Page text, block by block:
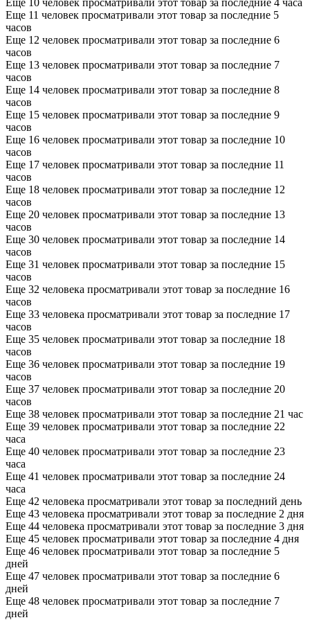
Еще 11 человек просматривали этот товар за последние 5
часов
Еще 12 человек просматривали этот товар за последние 6
часов
Еще 13 человек просматривали этот товар за последние 7
часов
Еще 14 человек просматривали этот товар за последние 8
часов
Еще 15 человек просматривали этот товар за последние 9
часов
Еще 16 человек просматривали этот товар за последние 10
часов
Еще 17 человек просматривали этот товар за последние 11
часов
Еще 18 человек просматривали этот товар за последние 12
часов
Еще 20 человек просматривали этот товар за последние 13
часов
Еще 30 человек просматривали этот товар за последние 14
часов
Еще 31 человек просматривали этот товар за последние 15
часов
Еще 32 человека просматривали этот товар за последние 16
часов
Еще 33 человека просматривали этот товар за последние 17
часов
Еще 35 человек просматривали этот товар за последние 18
часов
Еще 36 человек просматривали этот товар за последние 19
часов
Еще 37 человек просматривали этот товар за последние 20
часов
Еще 38 человек просматривали этот товар за последние 21 час
Еще 39 человек просматривали этот товар за последние 22
часа
Еще 40 человек просматривали этот товар за последние 23
часа
Еще 41 человек просматривали этот товар за последние 24
часа
Еще 42 человека просматривали этот товар за последний день
Еще 43 человека просматривали этот товар за последние 2 дня
Еще 44 человека просматривали этот товар за последние 3 дня
Еще 45 человек просматривали этот товар за последние 4 дня
Еще 46 человек просматривали этот товар за последние 5
дней
Еще 47 человек просматривали этот товар за последние 6
дней
Еще 48 человек просматривали этот товар за последние 7
дней